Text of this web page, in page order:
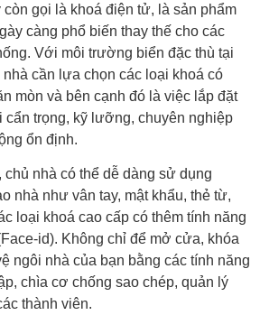
còn gọi là khoá điện tử, là sản phẩm
càng phổ biến thay thế cho các
Với môi trường biển đặc thù tại
cần lựa chọn các loại khoá có
mòn và bên cạnh đó là việc lắp đặt
cẩn trọng, kỹ lưỡng, chuyên nghiệp
ổn định.
nhà có thể dễ dàng sử dụng
nhà như vân tay, mật khẩu, thẻ từ,
loại khoá cao cấp có thêm tính năng
id). Không chỉ để mở cửa, khóa
ngôi nhà của bạn bằng các tính năng
chìa cơ chống sao chép, quản lý
thành viên.